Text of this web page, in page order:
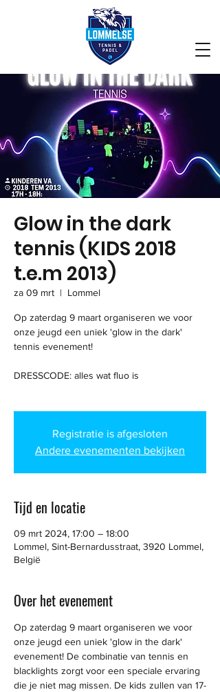
Glow in the dark
tennis (KIDS 2018
t.e.m 2013)
za 09 mrt
  |
Lommel
Op zaterdag 9 maart organiseren we voor
onze jeugd een uniek 'glow in the dark'
tennis evenement!
DRESSCODE: alles wat fluo is
Registratie is afgesloten
Andere evenementen bekijken
Tijd en locatie
09 mrt 2024, 17:00 – 18:00
Lommel, Sint-Bernardusstraat, 3920 Lommel,
België
Over het evenement
Op zaterdag 9 maart organiseren we voor
onze jeugd een uniek 'glow in the dark'
evenement! De combinatie van tennis en
blacklights zorgt voor een speciale ervaring
die je niet mag missen. De kids zullen van 17-